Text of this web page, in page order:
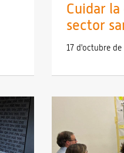
Cuidar
sector
17 d'octubre de